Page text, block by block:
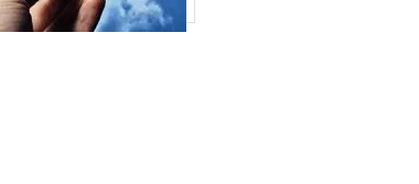
SISTEMA DE ENERGIA SOLAR